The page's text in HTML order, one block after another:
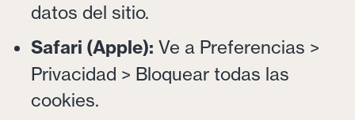
datos del sitio.
Safari (Apple): Ve a Preferencias >
Privacidad > Bloquear todas las
cookies.